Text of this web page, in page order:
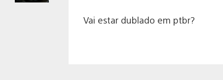
Vai estar dublado em ptbr?